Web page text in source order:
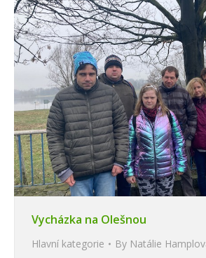
Vycházka na Olešnou
Hlavní kategorie By Natálie